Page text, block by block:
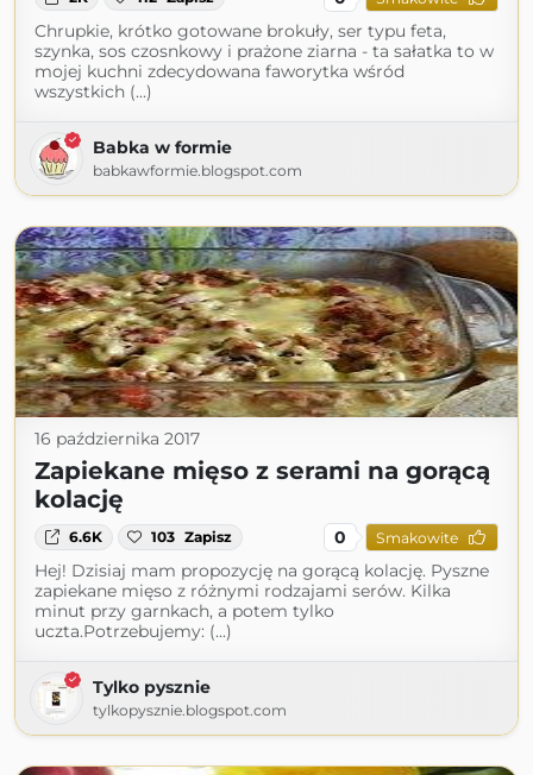
Chrupkie, krótko gotowane brokuły, ser typu feta,
szynka, sos czosnkowy i prażone ziarna - ta sałatka to w
mojej kuchni zdecydowana faworytka wśród
wszystkich (...)
Babka w formie
babkawformie.blogspot.com
16 października 2017
Zapiekane mięso z serami na gorącą
kolację
6.6K 103 Zapisz 0 Smakowite
Hej! Dzisiaj mam propozycję na gorącą kolację. Pyszne
zapiekane mięso z różnymi rodzajami serów. Kilka
minut przy garnkach, a potem tylko
uczta.Potrzebujemy: (...)
Tylko pysznie
tylkopysznie.blogspot.com